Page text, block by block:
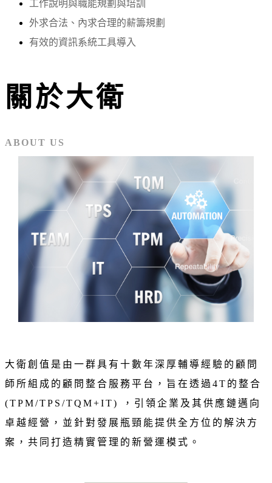
工作說明與職能規劃與培訓
外求合法、內求合理的薪籌規劃
有效的資訊系統工具導入
關於大衛
ABOUT US
大衛創值是由一群具有十數年深厚輔導經驗的顧問
師所組成的顧問整合服務平台，旨在透過4T的整合
(TPM/TPS/TQM+IT) ，引領企業及其供應鏈邁向
卓越經營，並針對發展瓶頸能提供全方位的解決方
案，共同打造精實管理的新營運模式。